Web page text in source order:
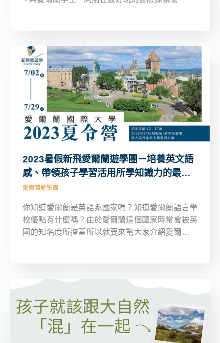
2023暑假新飛愛爾蘭遊學團－培養英文語
感、帶領孩子學習活用所學知識力的最棒
夏令營！
愛爾蘭遊學團
你知道愛爾蘭是英語系國家嗎？知道愛爾蘭語言學
校優點有什麼嗎？由於愛爾蘭這個國家時常會被英
國的知名度所掩蓋所以就要來幫大家介紹愛爾蘭遊